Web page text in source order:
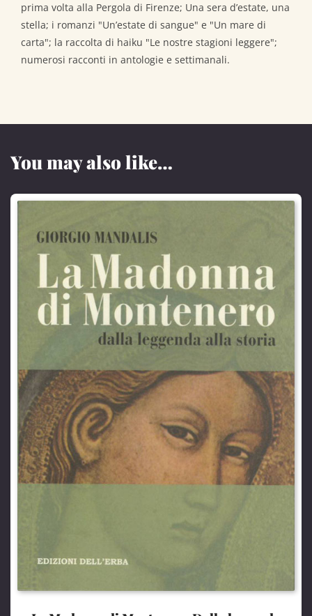
prima volta alla Pergola di Firenze; Una sera d’estate, una
stella; i romanzi "Un’estate di sangue" e "Un mare di
carta"; la raccolta di haiku "Le nostre stagioni leggere";
numerosi racconti in antologie e settimanali.
You may also like…